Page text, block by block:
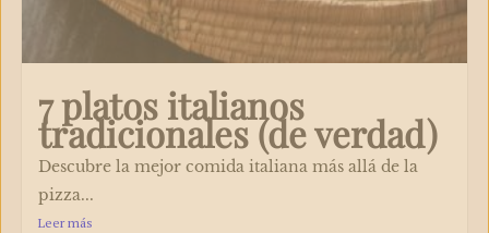
7 platos italianos
tradicionales (de verdad)
Descubre la mejor comida italiana más allá de la
pizza...
Leer más